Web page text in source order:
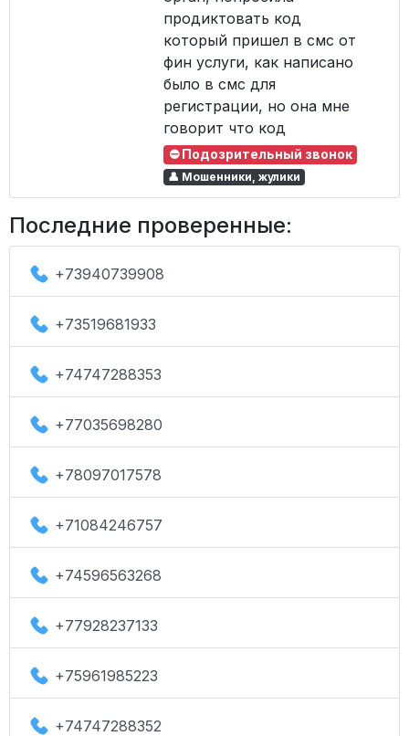
продиктовать код
который пришел в смс от
фин услуги, как написано
было в смс для
регистрации, но она мне
говорит что код
⛔ Подозрительный звонок
👤 Мошенники, жулики
Последние проверенные:
+73940739908
+73519681933
+74747288353
+77035698280
+78097017578
+71084246757
+74596563268
+77928237133
+75961985223
+74747288352